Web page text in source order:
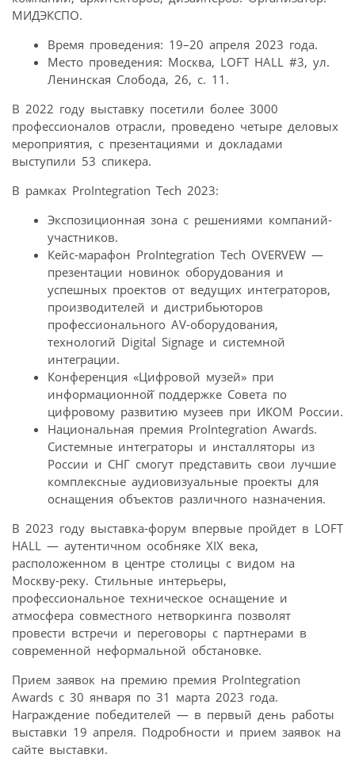
МИДЭКСПО.
Время проведения: 19–20 апреля 2023 года.
Место проведения: Москва, LOFT HALL #3, ул.
Ленинская Слобода, 26, с. 11.
В 2022 году выставку посетили более 3000
профессионалов отрасли, проведено четыре деловых
мероприятия, с презентациями и докладами
выступили 53 спикера.
В рамках ProIntegration Tech 2023:
Экспозиционная зона с решениями компаний-
участников.
Кейс-марафон ProIntegration Tech OVERVEW —
презентации новинок оборудования и
успешных проектов от ведущих интеграторов,
производителей и дистрибьюторов
профессионального AV-оборудования,
технологий Digital Signage и системной
интеграции.
Конференция «Цифровой музей» при
информационной̆ поддержке Совета по
цифровому развитию музеев при ИКОМ России.
Национальная премия ProIntegration Awards.
Системные интеграторы и инсталляторы из
России и СНГ смогут представить свои лучшие
комплексные аудиовизуальные проекты для
оснащения объектов различного назначения.
В 2023 году выставка-форум впервые пройдет в LOFT
HALL — аутентичном особняке XIX века,
расположенном в центре столицы с видом на
Москву-реку. Стильные интерьеры,
профессиональное техническое оснащение и
атмосфера совместного нетворкинга позволят
провести встречи и переговоры с партнерами в
современной неформальной обстановке.
Прием заявок на премию премия ProIntegration
Awards с 30 января по 31 марта 2023 года.
Награждение победителей — в первый день работы
выставки 19 апреля. Подробности и прием заявок на
сайте выставки.